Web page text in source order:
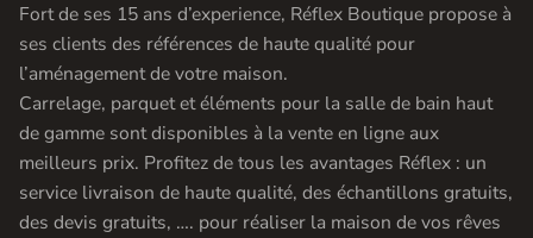
Fort de ses 15 ans d’experience, Réflex Boutique propose à
ses clients des références de haute qualité pour
l’aménagement de votre maison.
Carrelage, parquet et éléments pour la salle de bain haut
de gamme sont disponibles à la vente en ligne aux
meilleurs prix. Profitez de tous les avantages Réflex : un
service livraison de haute qualité, des échantillons gratuits,
des devis gratuits, …. pour réaliser la maison de vos rêves